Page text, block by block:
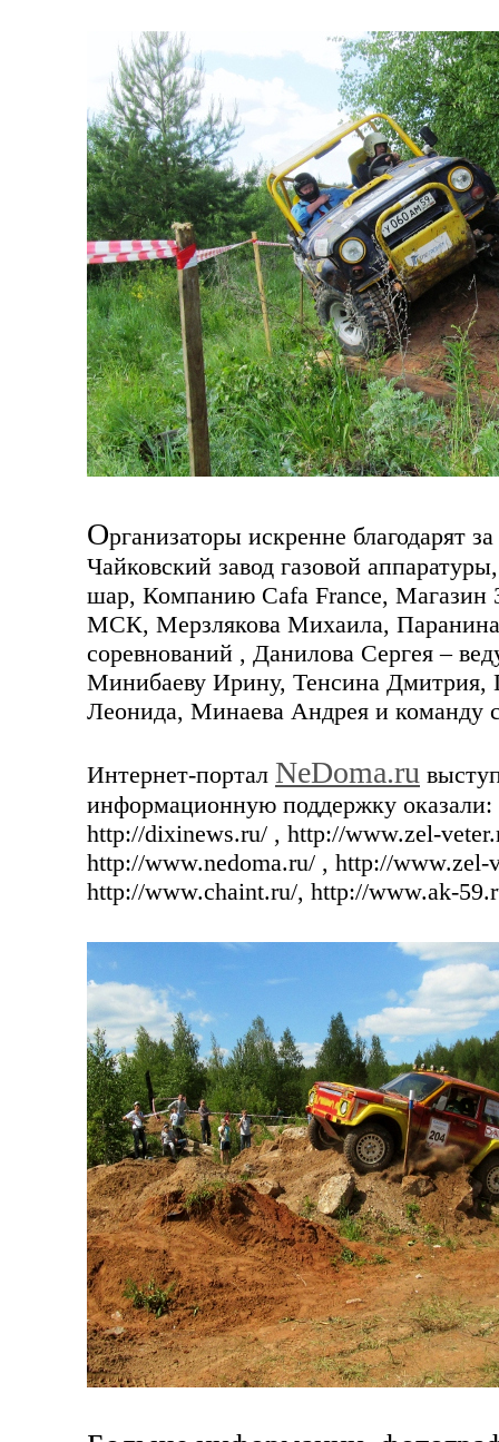
Организаторы искренне благодарят
Чайковский завод газовой
шар, Компанию Cafa France, Магазин
МСК, Мерзлякова Михаила,
соревнований , Данилова Сергея –
Минибаеву Ирину, Тенсина Дмитрия,
Леонида, Минаева Андрея и команду
Интернет-портал NeDoma.ru
информационную поддержку оказали:
http://dixinews.ru/ , http://www.zel-
http://www.nedoma.ru/ , http://
http://www.chaint.ru/, http://www.ak-